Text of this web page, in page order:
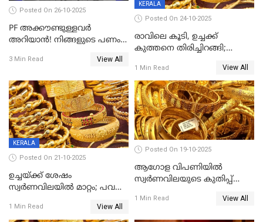
Posted On 26-10-2025
PF അക്കൗണ്ടുള്ളവർ
അറിയാൻ! നിങ്ങളുടെ പണം
കിട്ടും!
3 Min Read View All
KERALA
Posted On 24-10-2025
രാവിലെ കൂടി, ഉച്ചക്ക്
കുത്തനെ തിരിച്ചിറങ്ങി;
കുറഞ്ഞു
1 Min Read View All
KERALA
Posted On 21-10-2025
ഉച്ചയ്ക്ക് ശേഷം
സ്വർണവിലയിൽ മാറ്റം; പവന്
1 Min Read View All
Posted On 19-10-2025
ആഗോള വിപണിയിൽ
സ്വർണവിലയുടെ കുതിപ്പ്
1 Min Read View All